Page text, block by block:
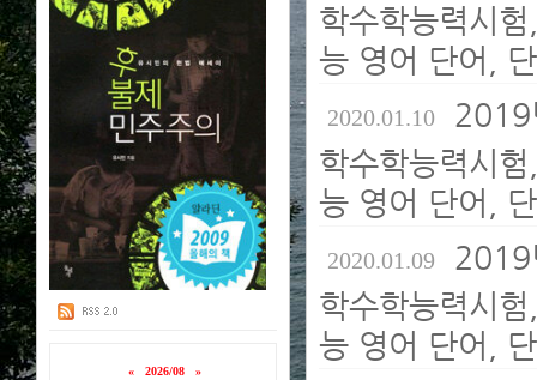
« 2026/08 »
학수학능력시
능 영어 단어,
2020.01.10 2019
학수학능력시
능 영어 단어,
2020.01.09 2019
학수학능력시
능 영어 단어,